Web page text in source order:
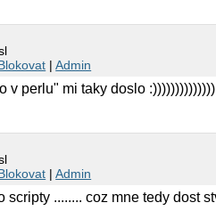
|Admin
v perlu" mi taky doslo :))))))))))))))
|Admin
........ coz mne tedy dost